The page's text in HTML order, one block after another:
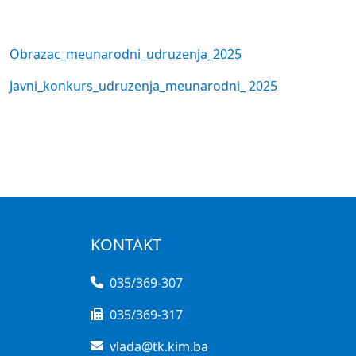
Obrazac_meunarodni_udruzenja_2025
Javni_konkurs_udruzenja_meunarodni_ 2025
KONTAKT
035/369-307
035/369-317
vlada@tk.kim.ba